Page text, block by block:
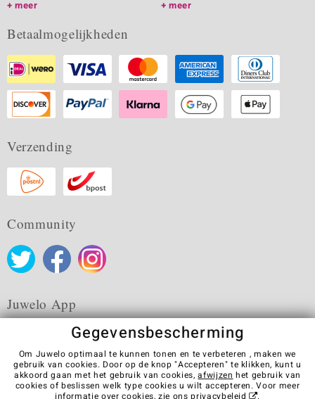
meer
meer
Betaalmogelijkheden
Verzending
Community
Juwelo App
Algemene verkoopvoorwaarden Privacybeleid
Cookies
Colofon
Contact Contract herroepen
Gegevensbescherming
Om Juwelo optimaal te kunnen tonen en te verbeteren , maken we
gebruik van cookies. Door op de knop "Accepteren" te klikken, kunt u
akkoord gaan met het gebruik van cookies,afwijzen het gebruik van
cookies of beslissen welk type cookies u wilt accepteren. Voor meer
informatie over cookies, zie onsprivacybeleid .